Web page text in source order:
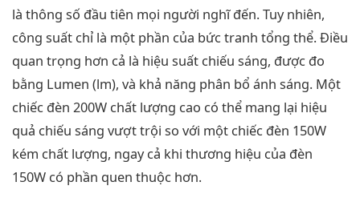
là thông số đầu tiên mọi người nghĩ đến. Tuy nhiên,
công suất chỉ là một phần của bức tranh tổng thể. Điều
quan trọng hơn cả là hiệu suất chiếu sáng, được đo
bằng Lumen (lm), và khả năng phân bổ ánh sáng. Một
chiếc đèn 200W chất lượng cao có thể mang lại hiệu
quả chiếu sáng vượt trội so với một chiếc đèn 150W
kém chất lượng, ngay cả khi thương hiệu của đèn
150W có phần quen thuộc hơn.